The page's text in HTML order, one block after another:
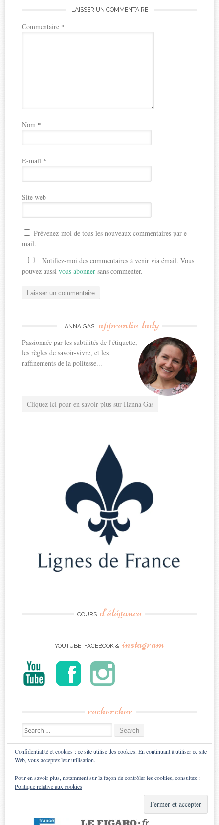
LAISSER UN COMMENTAIRE
Commentaire *
Nom *
E-mail *
Site web
Prévenez-moi de tous les nouveaux commentaires par e-
mail.
Notifiez-moi des commentaires à venir via émail. Vous
pouvez aussivous abonner sans commenter.
HANNA GAS, apprentie-lady
Passionnée par les subtilités de l'étiquette,
les règles de savoir-vivre, et les
raffinements de la politesse...
Cliquez ici pour en savoir plus sur Hanna Gas
COURS d’élégance
YOUTUBE, FACEBOOK & instagram
rechercher
Search
for:
ILS M’ONT FAIT
Confidentialité et cookies : ce site utilise des cookies. En continuant à utiliser ce site
Web, vous acceptez leur utilisation.
Pour en savoir plus, notamment sur la façon de contrôler les cookies, consultez :
Politique relative aux cookies